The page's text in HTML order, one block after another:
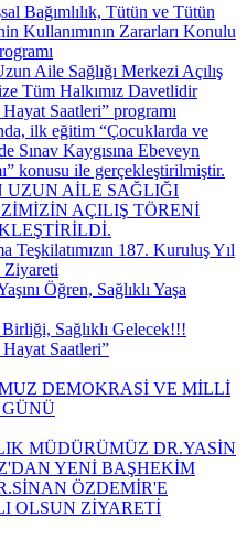
Bağımlılık, Tütün ve Tütün
Kullanımının Zararları Konulu
Aile Sağlığı Merkezi Açılış
Tüm Halkımız Davetlidir
Hayat Saatleri” programı
ilk eğitim “Çocuklarda ve
Sınav Kaygısına Ebeveyn
konusu ile gerçekleştirilmiştir.
UZUN AİLE SAĞLIĞI
AÇILIŞ TÖRENİ
Teşkilatımızın 187. Kuruluş Yıl
Ziyareti
Öğren, Sağlıklı Yaşa
Sağlıklı Gelecek!!!
Hayat Saatleri”
DEMOKRASİ VE MİLLİ
MÜDÜRÜMÜZ DR.YASİN
YENİ BAŞHEKİM
ÖZDEMİR'E
OLSUN ZİYARETİ